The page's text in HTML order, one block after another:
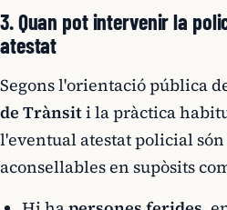
3. Quan pot intervenir la
atestat
Segons l'orientació pública
de Trànsiti la pràctica
l'eventual atestat policial són
aconsellables en supòsits